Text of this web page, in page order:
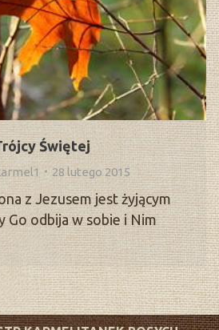
Świętej
28 lutego 2015
z Jezusem jest żyjącym
Go odbija w sobie i Nim